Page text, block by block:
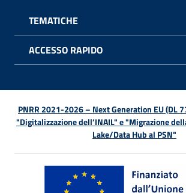
TEMATICHE
ACCESSO RAPIDO
PNRR 2021-2026 – Next Generation EU (DL
"Digitalizzazione dell’INAIL" e "Migrazione
Lake/Data Hub al PSN"